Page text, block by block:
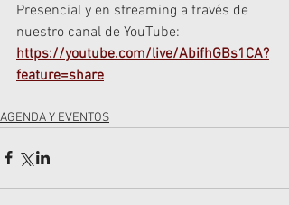
Presencial y en streaming a través de
nuestro canal de YouTube:
https://youtube.com/live/AbifhGBs1CA?
feature=share
AGENDA Y EVENTOS